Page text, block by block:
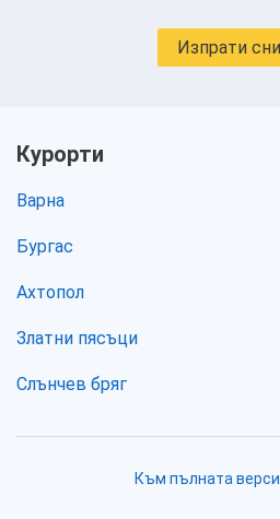
Изпрати
Курорти
Варна
Бургас
Ахтопол
Златни пясъци
Слънчев бряг
Към пълната